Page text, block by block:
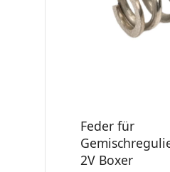
Feder für
2V Boxer